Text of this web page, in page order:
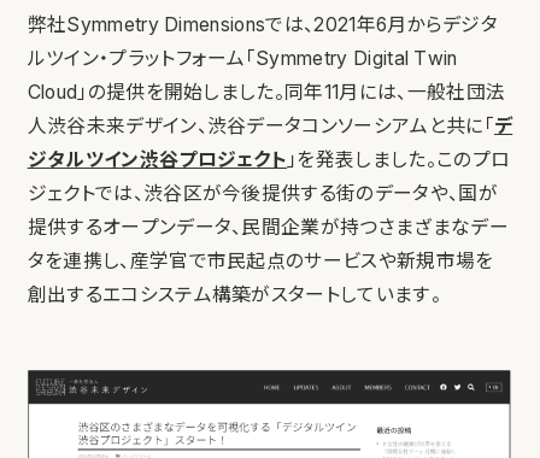
弊社Symmetry Dimensionsでは、2021年6月からデジタ
ルツイン・プラットフォーム「Symmetry Digital Twin
Cloud」の提供を開始しました。同年11月には、一般社団法
人渋谷未来デザイン、渋谷データコンソーシアムと共に「 デ
ジタルツイン渋谷プロジェクト 」を発表しました。このプロ
ジェクトでは、渋谷区が今後提供する街のデータや、国が
提供するオープンデータ、民間企業が持つさまざまなデー
タを連携し、産学官で市民起点のサービスや新規市場を
創出するエコシステム構築がスタートしています。